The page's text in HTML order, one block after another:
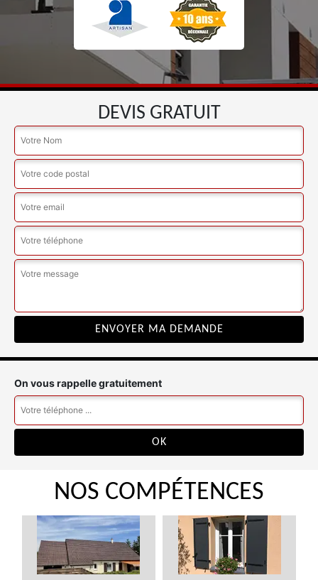
DEVIS GRATUIT
On vous rappelle gratuitement
NOS COMPÉTENCES